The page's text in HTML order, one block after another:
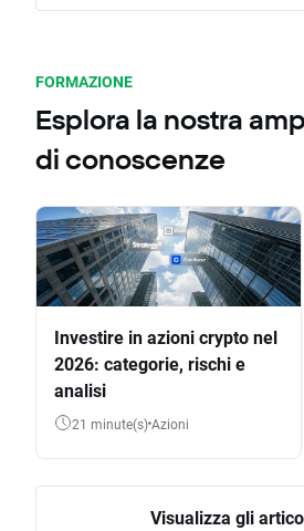
FORMAZIONE
Esplora la nostra
di conoscenze
Investire in azioni crypto nel
2026: categorie, rischi e
analisi
21 minute(s) Azioni
Visualizza gli